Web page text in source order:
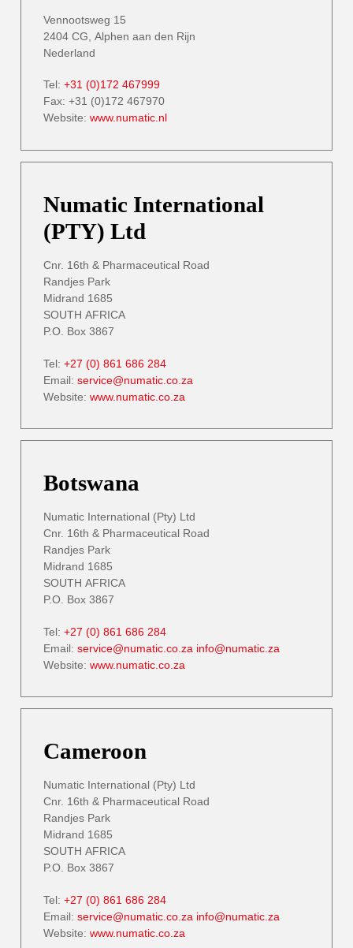
Vennootsweg 15
2404 CG, Alphen aan den Rijn
Nederland
Tel: +31 (0)172 467999
Fax: +31 (0)172 467970
Website: www.numatic.nl
Numatic International
(PTY) Ltd
Cnr. 16th & Pharmaceutical Road
Randjes Park
Midrand 1685
SOUTH AFRICA
P.O. Box 3867
Tel: +27 (0) 861 686 284
Email: service@numatic.co.za
Website: www.numatic.co.za
Botswana
Numatic International (Pty) Ltd
Cnr. 16th & Pharmaceutical Road
Randjes Park
Midrand 1685
SOUTH AFRICA
P.O. Box 3867
Tel: +27 (0) 861 686 284
Email: service@numatic.co.za info@numatic.za
Website: www.numatic.co.za
Cameroon
Numatic International (Pty) Ltd
Cnr. 16th & Pharmaceutical Road
Randjes Park
Midrand 1685
SOUTH AFRICA
P.O. Box 3867
Tel: +27 (0) 861 686 284
Email: service@numatic.co.za info@numatic.za
Website: www.numatic.co.za